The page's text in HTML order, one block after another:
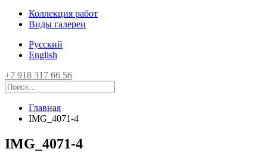
Коллекция работ
Виды галереи
Русский
English
+7 918 317 66 56
Главная
IMG_4071-4
IMG_4071-4